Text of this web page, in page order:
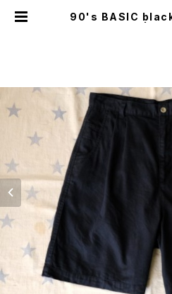
90's BASIC